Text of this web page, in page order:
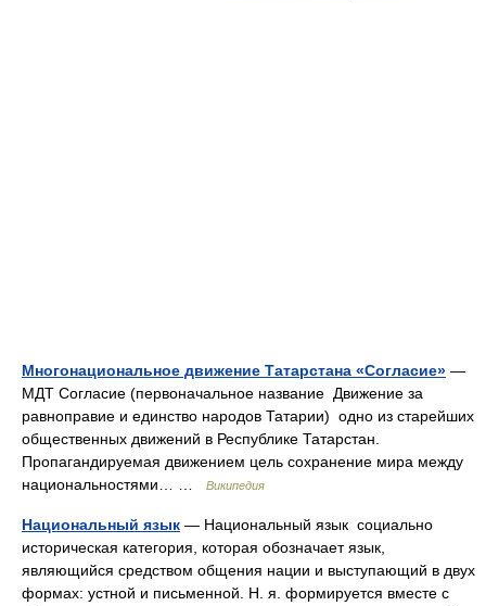
Многонациональное движение Татарстана «Согласие» —
МДТ Согласие (первоначальное название Движение за
равноправие и единство народов Татарии) одно из старейших
общественных движений в Республике Татарстан.
Пропагандируемая движением цель сохранение мира между
национальностями… …
Википедия
Национальный язык — Национальный язык социально
историческая категория, которая обозначает язык,
являющийся средством общения нации и выступающий в двух
формах: устной и письменной. Н. я. формируется вместе с